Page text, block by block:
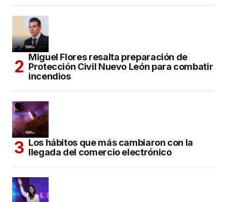
Miguel Flores resalta preparación de
Protección Civil Nuevo León para combatir
incendios
Los hábitos que más cambiaron con la
llegada del comercio electrónico